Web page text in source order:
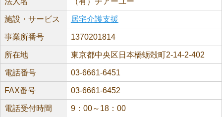
施設・サービス 居宅介護支援
事業所番号 1370201814
所在地 東京都中央区日本橋蛎殻町2-14-2-402
電話番号 03-6661-6451
FAX番号 03-6661-6452
電話受付時間 9：00～18：00